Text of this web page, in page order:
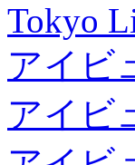
Tokyo
アイビ
アイビ